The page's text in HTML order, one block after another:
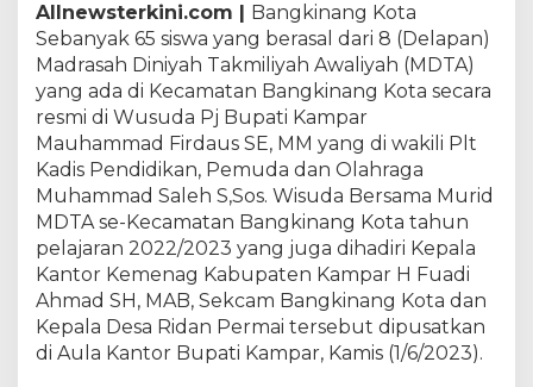
i
s
w
a
/
d
a
i
D
e
l
a
p
Allnewsterkini.com | Bangkinang Kota
Sebanyak 65 siswa yang berasal dari 8 (Delapan)
Madrasah Diniyah Takmiliyah Awaliyah (MDTA)
yang ada di Kecamatan Bangkinang Kota secara
resmi di Wusuda Pj Bupati Kampar
Mauhammad Firdaus SE, MM yang di wakili Plt
Kadis Pendidikan, Pemuda dan Olahraga
Muhammad Saleh S,Sos. Wisuda Bersama Murid
MDTA se-Kecamatan Bangkinang Kota tahun
pelajaran 2022/2023 yang juga dihadiri Kepala
Kantor Kemenag Kabupaten Kampar H Fuadi
Ahmad SH, MAB, Sekcam Bangkinang Kota dan
Kepala Desa Ridan Permai tersebut dipusatkan
di Aula Kantor Bupati Kampar, Kamis (1/6/2023).